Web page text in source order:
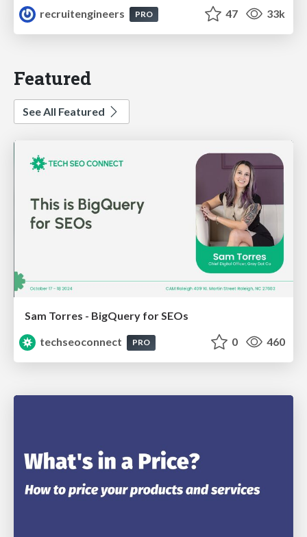
recruitengineers
PRO 47 33k
Featured
See All Featured
Sam Torres - BigQuery for SEOs
techseoconnect
PRO 0 460